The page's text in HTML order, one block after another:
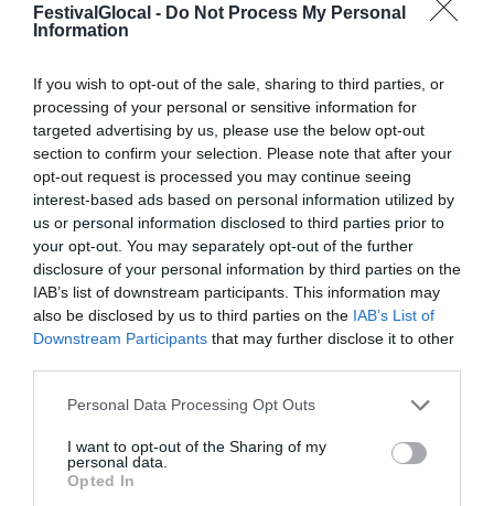
FestivalGlocal - Do Not Process My Personal
Information
If you wish to opt-out of the sale, sharing to third parties, or
processing of your personal or sensitive information for
targeted advertising by us, please use the below opt-out
section to confirm your selection. Please note that after your
opt-out request is processed you may continue seeing
interest-based ads based on personal information utilized by
us or personal information disclosed to third parties prior to
your opt-out. You may separately opt-out of the further
disclosure of your personal information by third parties on the
IAB’s list of downstream participants. This information may
also be disclosed by us to third parties on the IAB’s List of
Downstream Participants that may further disclose it to other
Personal Data Processing Opt Outs
I want to opt-out of the Sharing of my
personal data.
Opted In
Samia Kaffouf, classe ’99, è redattrice
per il giornale di strada altoatesino
“zebra.”. Cresciuta tra le montagne della
Val di Non in Trentino, nel 2018 si
trasferisce in Alto Adige per perseguire
Comunicazione e Cultura all’università
di Bressanone. Nel 2022 esplora il
mondo del giornalismo interattivo con